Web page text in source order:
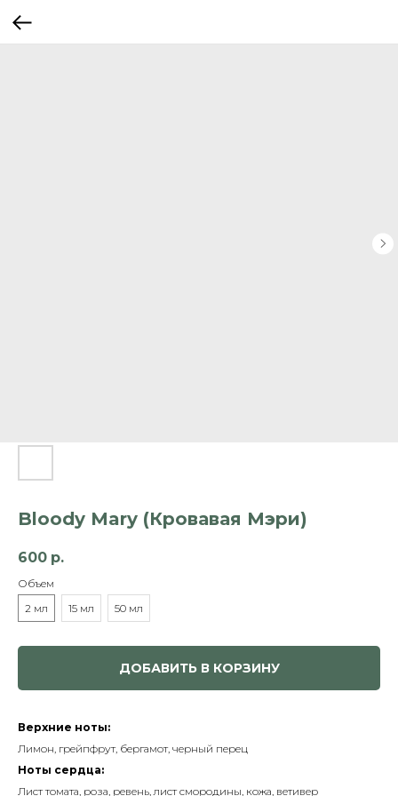
Bloody Mary (Кровавая Мэри)
600 р.
Объем
2 мл
15 мл 50 мл
ДОБАВИТЬ В КОРЗИНУ
Верхние ноты:
Лимон, грейпфрут, бергамот, черный перец
Ноты сердца:
Лист томата, роза, ревень, лист смородины, кожа, ветивер